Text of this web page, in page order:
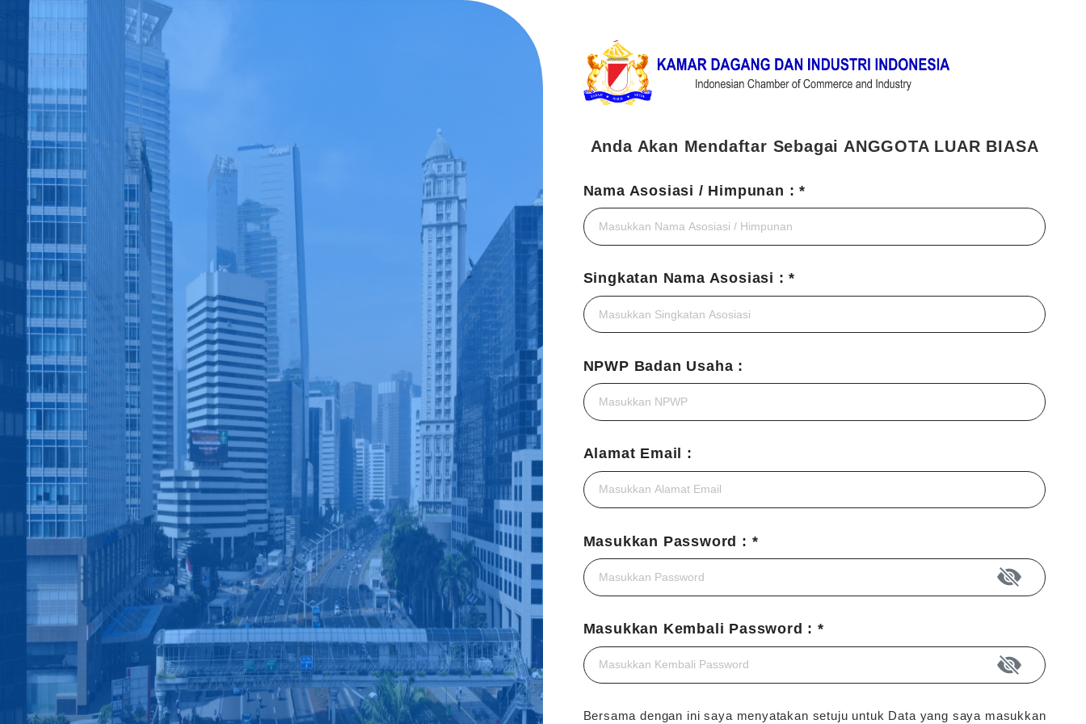
Anda Akan Mendaftar Sebagai ANGGOTA LUAR BIASA
Nama Asosiasi / Himpunan : *
Singkatan Nama Asosiasi : *
NPWP Badan Usaha :
Alamat Email :
Masukkan Password : *
Masukkan Kembali Password : *
Bersama dengan ini saya menyatakan setuju untuk Data yang saya masukkan